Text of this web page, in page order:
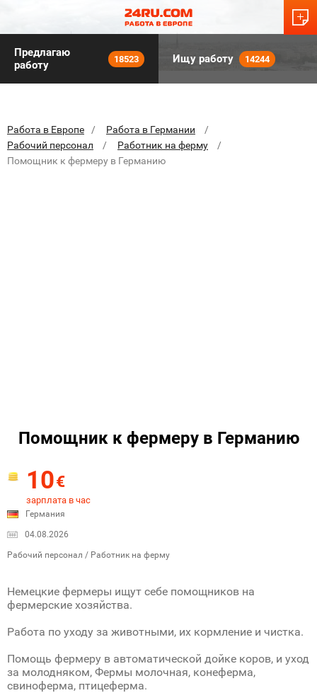
Предлагаю
работу
18523 Ищу работу 14244
Работа в Европе
Работа в Германии
Рабочий персонал
Работник на ферму
Помощник к фермеру в Германию
Помощник к фермеру в Германию
10€
зарплата в час
Германия
04.08.2026
Рабочий персонал / Работник на ферму
Немецкие фермеры ищут себе помощников на
фермерские хозяйства.
Работа по уходу за животными, их кормление и чистка.
Помощь фермеру в автоматической дойке коров, и уход
за молодняком, Фермы молочная, конеферма,
свиноферма, птицеферма.